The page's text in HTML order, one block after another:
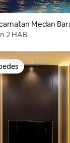
Medan
2 HAB